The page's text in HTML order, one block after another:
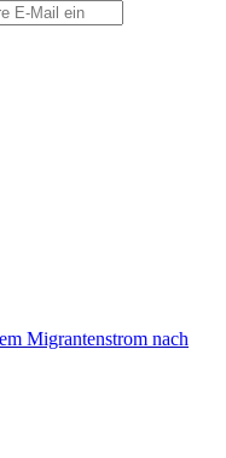
Migrantenstrom nach